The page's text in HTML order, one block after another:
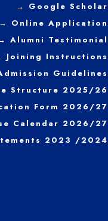
→ Google Scholar
→ Online Application
Alumni Testimonial
Joining Instructions
Guidelines
Structure 2025/26
Form 2026/27
Calendar 2026/27
2023 /2024